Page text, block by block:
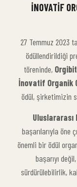
İNOVATIF
27 Temmuz 2023
ödüllendirildiği
töreninde,
İnovatif Organik
ödül, şirketimizin
Uluslararası
başarılarıyla öne
önemli bir ödül
başarıyı
sürdürülebilirlik,